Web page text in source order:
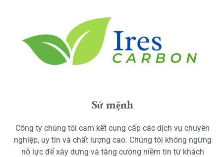
Sứ mệnh
Công ty chúng tôi cam kết cung cấp các dịch vụ chuyên
nghiệp, uy tín và chất lượng cao. Chúng tôi không ngừng
nỗ lực để xây dựng và tăng cường niềm tin từ khách